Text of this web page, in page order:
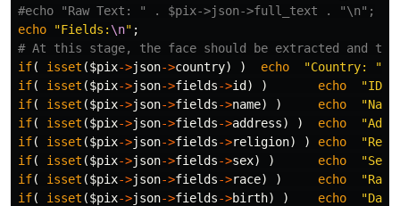
#echo "Raw Text: " . $pix->json->full_text . "\n";
echo
"Fields: \n" ;
# At this stage, the face should be extracted and
if( isset ($pix->json->country) ) echo "Country: "
if( isset ($pix->json->fields->id) ) echo
"ID:
if( isset ($pix->json->fields->name) ) echo
if( isset ($pix->json->fields->address) ) echo
if( isset ($pix->json->fields->religion) ) echo
if( isset ($pix->json->fields->sex) ) echo
if( isset ($pix->json->fields->race) ) echo
if( isset ($pix->json->fields->birth) ) echo